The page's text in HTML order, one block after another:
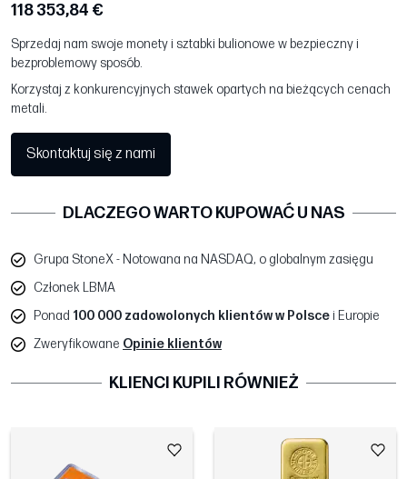
118 353,84 €
Sprzedaj nam swoje monety i sztabki bulionowe w bezpieczny i
bezproblemowy sposób.
Korzystaj z konkurencyjnych stawek opartych na bieżących cenach
metali.
Skontaktuj się z nami
DLACZEGO WARTO KUPOWAĆ U NAS
Grupa StoneX - Notowana na NASDAQ, o globalnym zasięgu
Członek LBMA
Ponad 100 000 zadowolonych klientów w Polscei Europie
Zweryfikowane Opinie klientów
KLIENCI KUPILI RÓWNIEŻ